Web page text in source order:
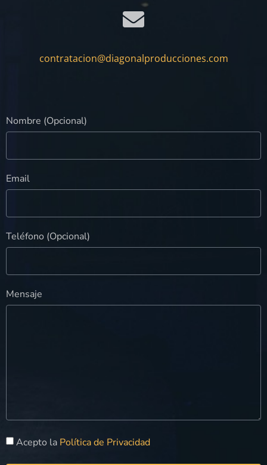
contratacion@diagonalproducciones.com
Nombre (Opcional)
Email
Teléfono (Opcional)
Mensaje
Acepto la Política de Privacidad